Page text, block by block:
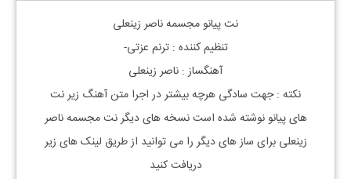
نت پیانو مجسمه ناصر زینعلی
تنظیم کننده : ترنم عزتی-
آهنگساز : ناصر زینعلی
نکته : جهت سادگی هرچه بیشتر در اجرا متن آهنگ زیر نت
هایپیانونوشته شده است نسخه های دیگر نتمجسمه ناصر
زینعلیبرای ساز های دیگر را می توانید از طریق لینک های زیر
دریافت کنید